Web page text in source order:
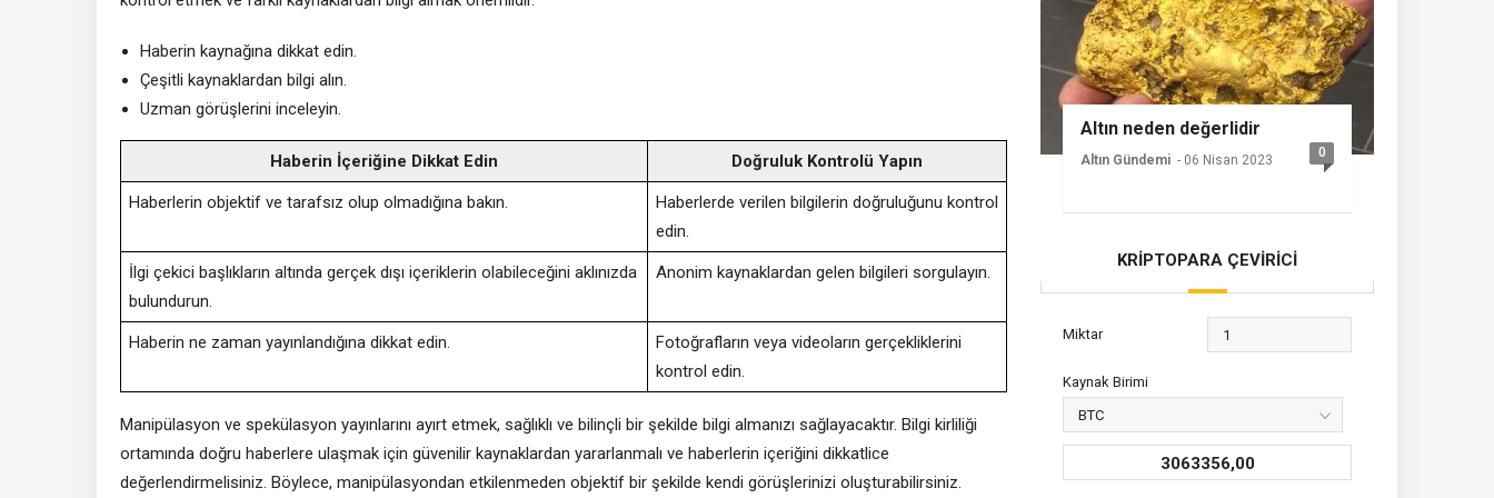
Haberin kaynağına dikkat edin.
Çeşitli kaynaklardan bilgi alın.
Uzman görüşlerini inceleyin.
Haberin İçeriğine Dikkat Edin Doğruluk Kontrolü Yapın
Haberlerin objektif ve tarafsız olup olmadığına bakın.
Haberlerde verilen bilgilerin doğruluğunu kontrol
edin.
İlgi çekici başlıkların altında gerçek dışı içeriklerin olabileceğini aklınızda
bulundurun.
Anonim kaynaklardan gelen bilgileri sorgulayın.
Haberin ne zaman yayınlandığına dikkat edin.
Fotoğrafların veya videoların gerçekliklerini
kontrol edin.
Manipülasyon ve spekülasyon yayınlarını ayırt etmek, sağlıklı ve bilinçli bir şekilde bilgi almanızı sağlayacaktır. Bilgi kirliliği
ortamında doğru haberlere ulaşmak için güvenilir kaynaklardan yararlanmalı ve haberlerin içeriğini dikkatlice
değerlendirmelisiniz. Böylece, manipülasyondan etkilenmeden objektif bir şekilde kendi görüşlerinizi oluşturabilirsiniz.
Altın neden değerlidir
Altın Gündemi - 06 Nisan 2023 0
KRİPTOPARA ÇEVİRİCİ
Miktar
Kaynak Birimi
3063356,00